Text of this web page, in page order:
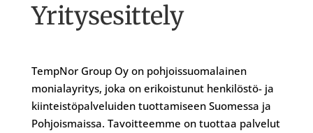
Yritysesittely
TempNor Group Oy on pohjoissuomalainen
monialayritys, joka on erikoistunut henkilöstö- ja
kiinteistöpalveluiden tuottamiseen Suomessa ja
Pohjoismaissa. Tavoitteemme on tuottaa palvelut